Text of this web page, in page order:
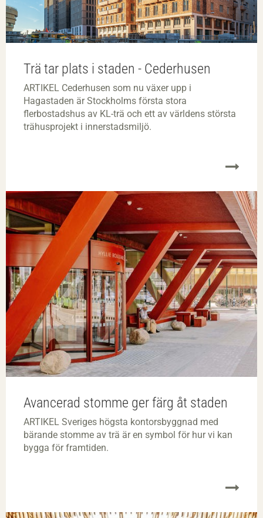
Trä tar plats i staden - Cederhusen
ARTIKEL Cederhusen som nu växer upp i
Hagastaden är Stockholms första stora
flerbostadshus av KL-trä och ett av världens största
trähusprojekt i innerstadsmiljö.
Avancerad stomme ger färg åt staden
ARTIKEL Sveriges högsta kontorsbyggnad med
bärande stomme av trä är en symbol för hur vi kan
bygga för framtiden.